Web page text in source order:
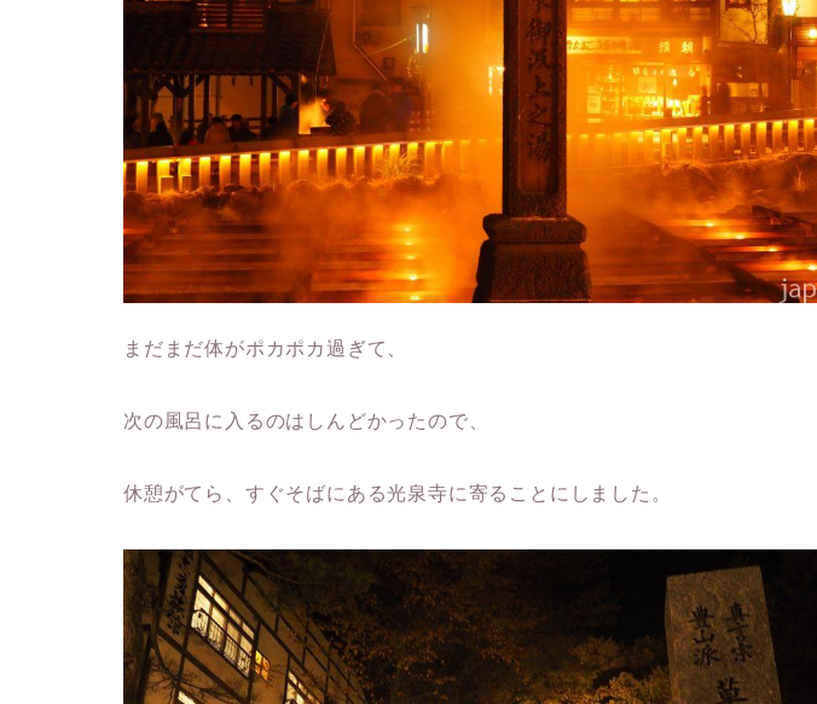
まだまだ体がポカポカ過ぎて、
次の風呂に入るのはしんどかったので、
休憩がてら、すぐそばにある光泉寺に寄ることにしました。